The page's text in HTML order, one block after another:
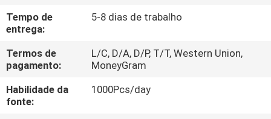
CONTACTE-
NOS
NOTÍCIA
Tempo de
entrega:
5-8 dias de trabalho
Termos de
pagamento:
L/C, D/A, D/P, T/T, Western Union,
MoneyGram
Habilidade da
fonte:
1000Pcs/day